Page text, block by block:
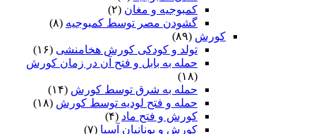
کمبوجیه و مغان (۲)
گشودن مصر توسط کمبوجیه (۸)
کورش (۸۹)
تولد و کودکی کورش هخامنشی (۱۶)
حمله به بابل و فتح آن در زمان کورش
(۱۸)
حمله به شرق توسط کورش (۱۴)
حمله و فتح لودیه توسط کورش (۱۸)
کورش و فتح ماد (۴)
کورش و یونانیان آسیا (۷)